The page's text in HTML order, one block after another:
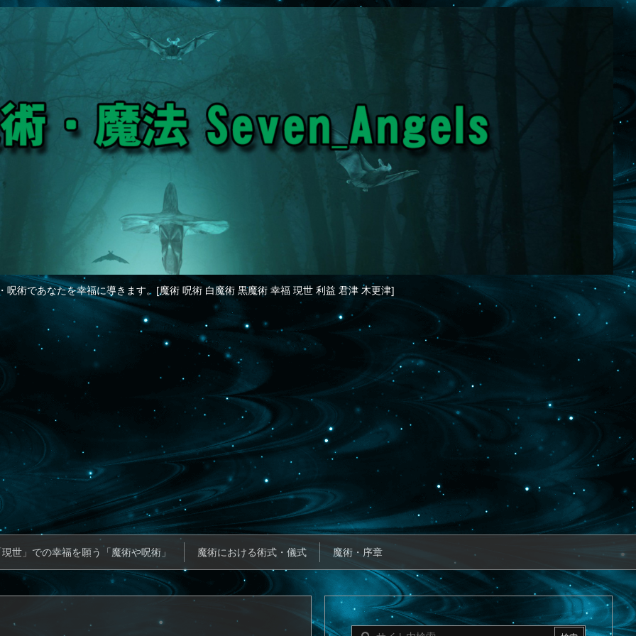
術であなたを幸福に導きます。[魔術 呪術 白魔術 黒魔術 幸福 現世 利益 君津 木更津]
世」での幸福を願う「魔術や呪術」 魔術における術式・儀式 魔術・序章